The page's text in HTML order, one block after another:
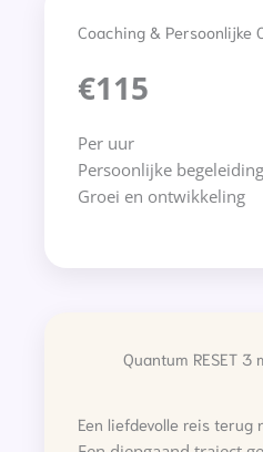
Coaching & Persoonlijke
€115
Per uur
Persoonlijke begeleiding
Groei en ontwikkeling
Quantum RESET
Een liefdevolle reis terug